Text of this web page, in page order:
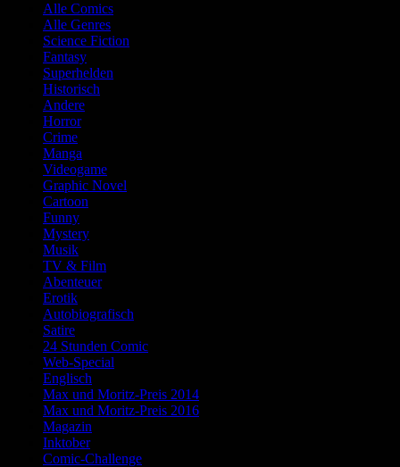
Alle Comics
Alle Genres
Science Fiction
Fantasy
Superhelden
Historisch
Andere
Horror
Crime
Manga
Videogame
Graphic Novel
Cartoon
Funny
Mystery
Musik
TV & Film
Abenteuer
Erotik
Autobiografisch
Satire
24 Stunden Comic
Web-Special
Englisch
Max und Moritz-Preis 2014
Max und Moritz-Preis 2016
Magazin
Inktober
Comic-Challenge